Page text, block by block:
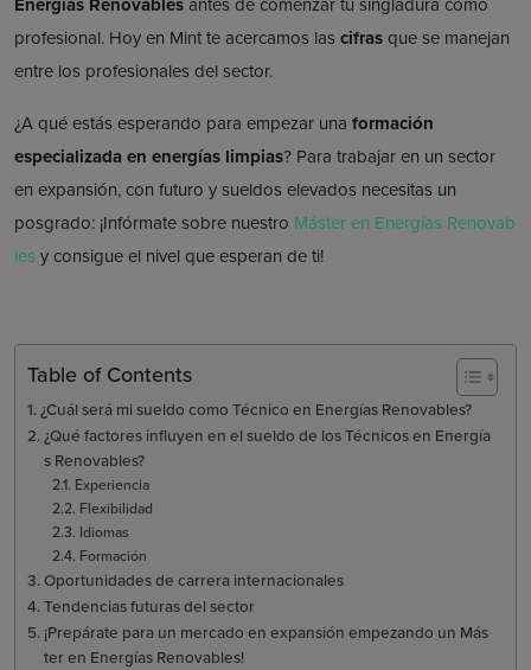
profesional. Hoy en Mint te acercamos las cifrasque se manejan
entre los profesionales del sector.
¿A qué estás esperando para empezar una formación
especializada en energías limpias? Para trabajar en un sector
en expansión, con futuro y sueldos elevados necesitas un
posgrado: ¡Infórmate sobre nuestro Máster en Energías Renovab
les y consigue el nivel que esperan de ti!
Table of Contents
¿Cuál será mi sueldo como Técnico en Energías Renovables?
¿Qué factores influyen en el sueldo de los Técnicos en Energía
s Renovables?
Experiencia
Flexibilidad
Idiomas
Formación
Oportunidades de carrera internacionales
Tendencias futuras del sector
¡Prepárate para un mercado en expansión empezando un Más
ter en Energías Renovables!